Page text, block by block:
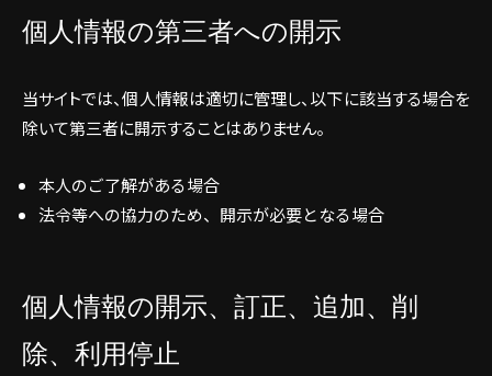
個人情報の第三者への開示
当サイトでは、個人情報は適切に管理し、以下に該当する場合を
除いて第三者に開示することはありません。
本人のご了解がある場合
法令等への協力のため、開示が必要となる場合
個人情報の開示、訂正、追加、削
除、利用停止